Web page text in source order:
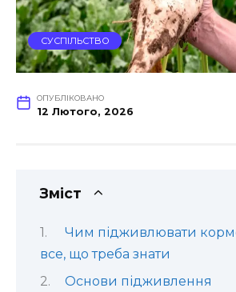
СУСПІЛЬСТВО
ОПУБЛІКОВАНО
12 Лютого, 2026
Зміст
Чим підживлювати
все, що треба знати
Основи підживлення